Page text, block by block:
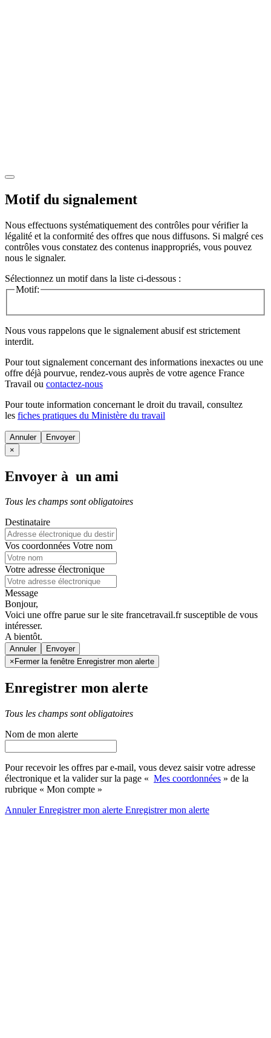
Motif du signalement
Nous effectuons systématiquement des contrôles pour vérifier la
légalité et la conformité des offres que nous diffusons. Si malgré ces
contrôles vous constatez des contenus inappropriés, vous pouvez
nous le signaler.
Sélectionnez un motif dans la liste ci-dessous :
Motif:
Nous vous rappelons que le signalement abusif est strictement
interdit.
Pour tout signalement concernant des informations inexactes ou une
offre déjà pourvue, rendez-vous auprès de votre agence France
Travail ou contactez-nous
Pour toute information concernant le droit du travail, consultez
les fiches pratiques du Ministère du travail
Annuler
×
Envoyer à un ami
Tous les champs sont obligatoires
Destinataire
Vos coordonnées Votre nom
Votre adresse électronique
Message
Bonjour,
Voici une offre parue sur le site francetravail.fr susceptible de vous
intéresser.
A bientôt.
Annuler
× Fermer la fenêtre Enregistrer mon alerte
Enregistrer mon alerte
Tous les champs sont obligatoires
Nom de mon alerte
Pour recevoir les offres par e-mail, vous devez saisir votre adresse
électronique et la valider sur la page « Mes coordonnées » de la
rubrique « Mon compte »
AnnulerEnregistrer mon alerte Enregistrermon alerte